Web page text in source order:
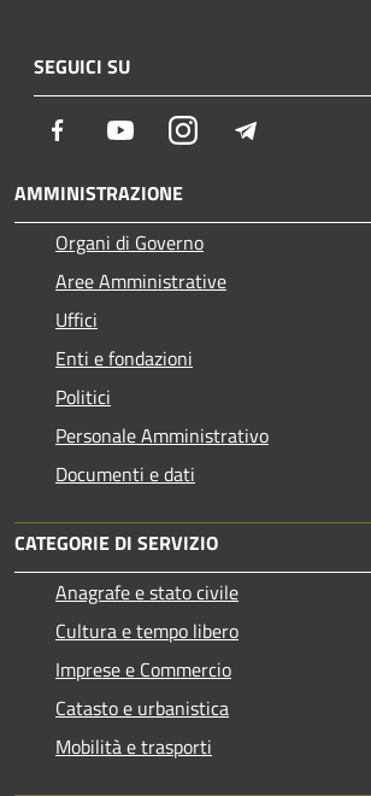
SEGUICI SU
Facebook YoutubeInstagram
AMMINISTRAZIONE
Organi di Governo
Aree Amministrative
Uffici
Enti e fondazioni
Politici
Personale Amministrativo
Documenti e dati
CATEGORIE DI SERVIZIO
Anagrafe e stato civile
Cultura e tempo libero
Imprese e Commercio
Catasto e urbanistica
Mobilità e trasporti